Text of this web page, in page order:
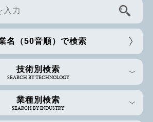
名（50音順）で検索
技術別検索
SEARCH BY TECHNOLOGY
業種別検索
SEARCH BY INDUSTRY